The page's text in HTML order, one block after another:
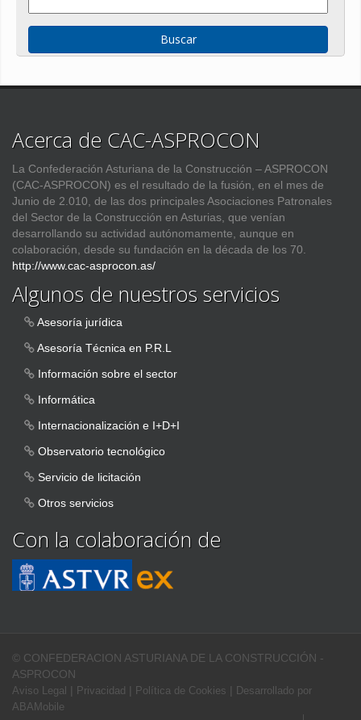
Acerca de CAC-ASPROCON
La Confederación Asturiana de la Construcción – ASPROCON
(CAC-ASPROCON) es el resultado de la fusión, en el mes de
Junio de 2.010, de las dos principales Asociaciones Patronales
del Sector de la Construcción en Asturias, que venían
desarrollando su actividad autónomamente, aunque en
colaboración, desde su fundación en la década de los 70.
http://www.cac-asprocon.as/
Algunos de nuestros servicios
Asesoría jurídica
Asesoría Técnica en P.R.L
Información sobre el sector
Informática
Internacionalización e I+D+I
Observatorio tecnológico
Servicio de licitación
Otros servicios
Con la colaboración de
© CONFEDERACION ASTURIANA DE LA CONSTRUCCIÓN -
ASPROCON
Aviso Legal | Privacidad | Política de Cookies | Desarrollado por
ABAMobile